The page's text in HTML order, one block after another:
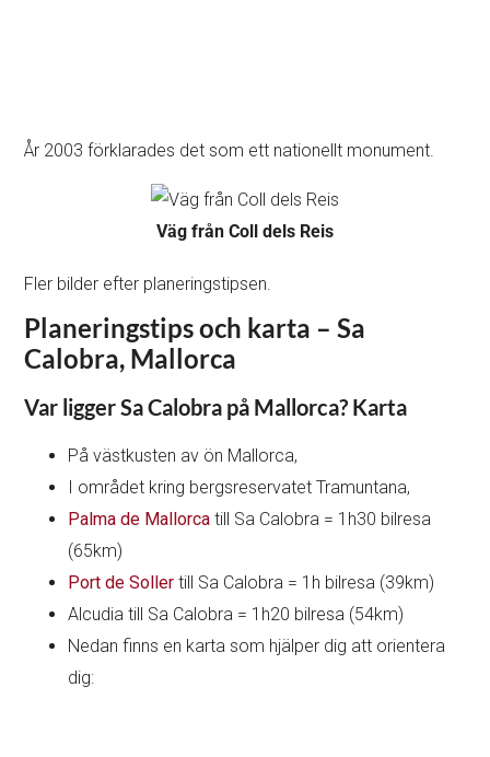
År 2003 förklarades det som ett nationellt monument.
Väg från Coll dels Reis
Fler bilder efter planeringstipsen.
Planeringstips och karta – Sa
Calobra, Mallorca
Var ligger Sa Calobra på Mallorca? Karta
På västkusten av ön Mallorca,
I området kring bergsreservatet Tramuntana,
Palma de Mallorca till Sa Calobra = 1h30 bilresa
(65km)
Port de Soller till Sa Calobra = 1h bilresa (39km)
Alcudia till Sa Calobra = 1h20 bilresa (54km)
Nedan finns en karta som hjälper dig att orientera
dig: